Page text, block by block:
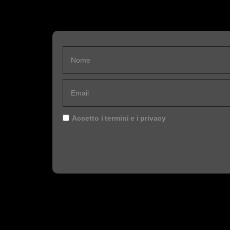
Accetto i termini e i privacy